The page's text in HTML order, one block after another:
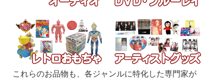
これらのお品物も、各ジャンルに特化した専門家が